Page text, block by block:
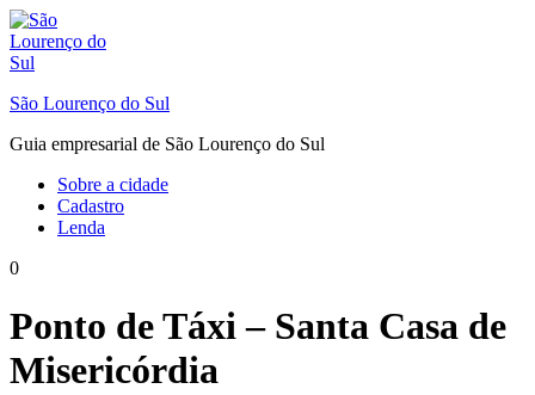
Ir
para
o
São Lourenço do Sul
Guia empresarial de São Lourenço do Sul
Sobre a cidade
Cadastro
Lenda
0
Ponto de Táxi – Santa Casa de
Misericórdia